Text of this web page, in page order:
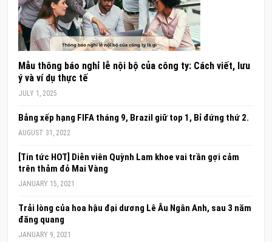
Mẫu thông báo nghỉ lễ nội bộ của công ty: Cách viết, lưu
ý và ví dụ thực tế
JULY 1, 2025
Bảng xếp hạng FIFA tháng 9, Brazil giữ top 1, Bỉ đứng thứ 2.
AUGUST 31, 2022
[Tin tức HOT] Diễn viên Quỳnh Lam khoe vai trần gợi cảm
trên thảm đỏ Mai Vàng
JANUARY 15, 2021
Trải lòng của hoa hậu đại dương Lê Âu Ngân Anh, sau 3 năm
đăng quang
JANUARY 9, 2021